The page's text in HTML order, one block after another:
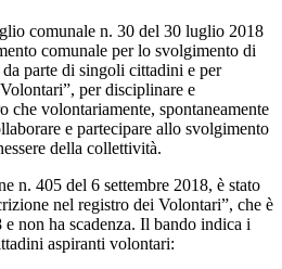
comunale n. 30 del 30 luglio 2018
comunale per lo svolgimento di
parte di singoli cittadini e per
per disciplinare e
che volontariamente, spontaneamente
e partecipare allo svolgimento
della collettività.
n. 405 del 6 settembre 2018, è stato
nel registro dei Volontari”, che è
non ha scadenza. Il bando indica i
aspiranti volontari: